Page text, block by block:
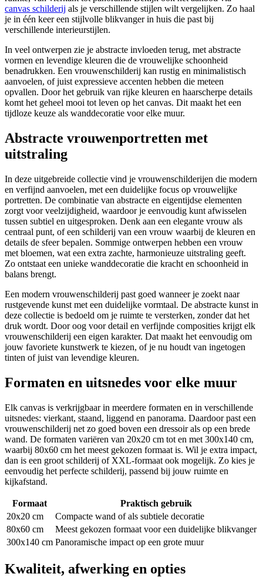
canvas schilderij als je verschillende stijlen wilt vergelijken. Zo haal
je in één keer een stijlvolle blikvanger in huis die past bij
verschillende interieurstijlen.
In veel ontwerpen zie je abstracte invloeden terug, met abstracte
vormen en levendige kleuren die de vrouwelijke schoonheid
benadrukken. Een vrouwenschilderij kan rustig en minimalistisch
aanvoelen, of juist expressieve accenten hebben die meteen
opvallen. Door het gebruik van rijke kleuren en haarscherpe details
komt het geheel mooi tot leven op het canvas. Dit maakt het een
tijdloze keuze als wanddecoratie voor elke muur.
Abstracte vrouwenportretten met
uitstraling
In deze uitgebreide collectie vind je vrouwenschilderijen die modern
en verfijnd aanvoelen, met een duidelijke focus op vrouwelijke
portretten. De combinatie van abstracte en eigentijdse elementen
zorgt voor veelzijdigheid, waardoor je eenvoudig kunt afwisselen
tussen subtiel en uitgesproken. Denk aan een elegante vrouw als
centraal punt, of een schilderij van een vrouw waarbij de kleuren en
details de sfeer bepalen. Sommige ontwerpen hebben een vrouw
met bloemen, wat een extra zachte, harmonieuze uitstraling geeft.
Zo ontstaat een unieke wanddecoratie die kracht en schoonheid in
balans brengt.
Een modern vrouwenschilderij past goed wanneer je zoekt naar
rustgevende kunst met een duidelijke vormtaal. De abstracte kunst in
deze collectie is bedoeld om je ruimte te versterken, zonder dat het
druk wordt. Door oog voor detail en verfijnde composities krijgt elk
vrouwenschilderij een eigen karakter. Dat maakt het eenvoudig om
jouw favoriete kunstwerk te kiezen, of je nu houdt van ingetogen
tinten of juist van levendige kleuren.
Formaten en uitsnedes voor elke muur
Elk canvas is verkrijgbaar in meerdere formaten en in verschillende
uitsnedes: vierkant, staand, liggend en panorama. Daardoor past een
vrouwenschilderij net zo goed boven een dressoir als op een brede
wand. De formaten variëren van 20x20 cm tot en met 300x140 cm,
waarbij 80x60 cm het meest gekozen formaat is. Wil je extra impact,
dan is een groot schilderij of XXL-formaat ook mogelijk. Zo kies je
eenvoudig het perfecte schilderij, passend bij jouw ruimte en
kijkafstand.
Formaat
Praktisch gebruik
20x20 cm
Compacte wand of als subtiele decoratie
80x60 cm
Meest gekozen formaat voor een duidelijke blikvanger
300x140 cm Panoramische impact op een grote muur
Kwaliteit, afwerking en opties